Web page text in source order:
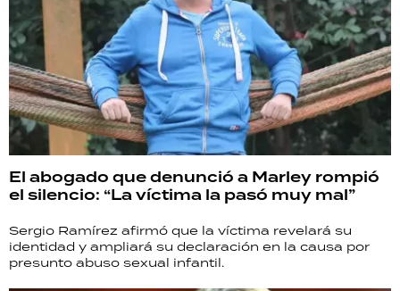
El abogado que denunció a Marley rompió
el silencio: “La víctima la pasó muy mal”
Sergio Ramírez afirmó que la víctima revelará su
identidad y ampliará su declaración en la causa por
presunto abuso sexual infantil.